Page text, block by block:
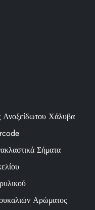
Ανοξείδωτου Χάλυβα
Σήματα
Αρώματος